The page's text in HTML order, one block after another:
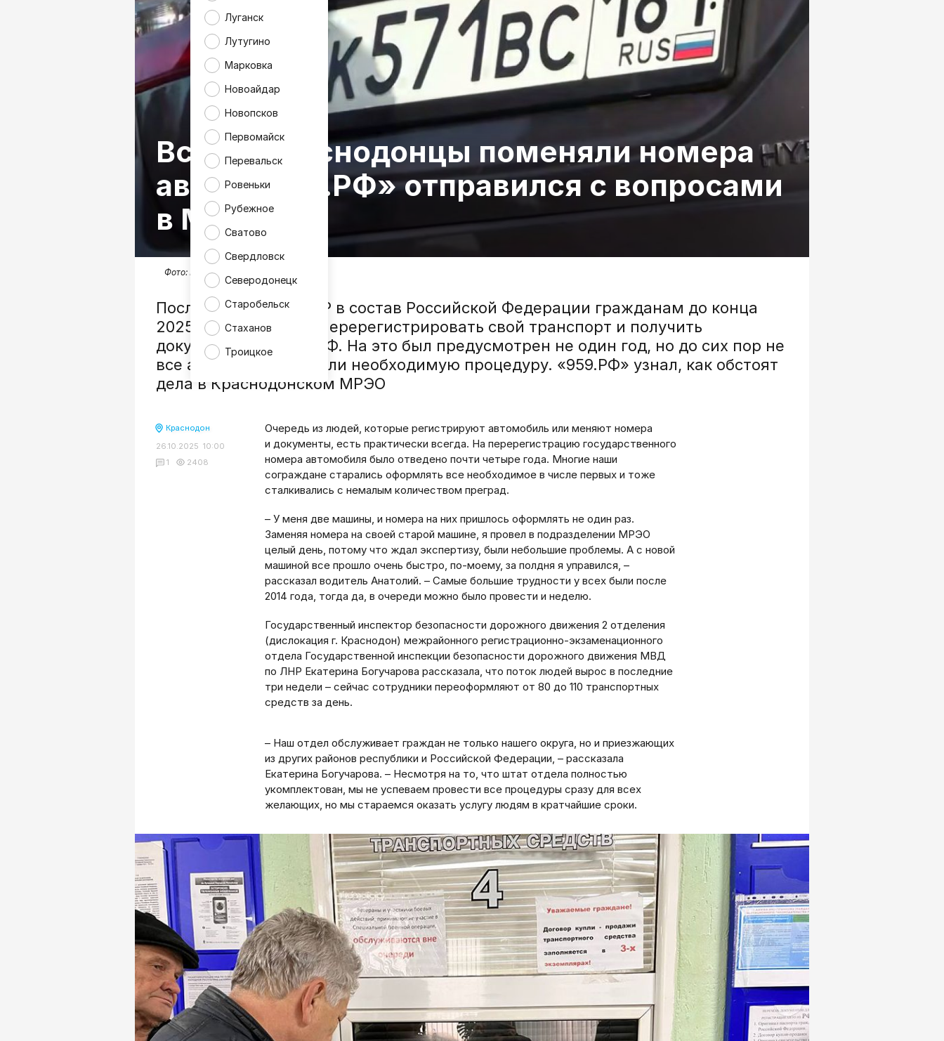
Луганск
Лутугино
Марковка
Новоайдар
Новопсков
Первомайск
Перевальск
Ровеньки
Рубежное
Сватово
Свердловск
Северодонецк
Старобельск
Стаханов
Троицкое
Все ли краснодонцы поменяли номера
авто? «959.РФ» отправился с вопросами
в МРЭО
Фото: МВД России по ЛНР
После вхождения ЛНР в состав Российской Федерации гражданам до конца
2025 года дали срок перерегистрировать свой транспорт и получить
документы образца РФ. На это был предусмотрен не один год, но до сих пор не
все автомобили прошли необходимую процедуру. «959.РФ» узнал, как обстоят
дела в Краснодонском МРЭО
Краснодон
26.10.2025 10:00
1
2408
Очередь из людей, которые регистрируют автомобиль или меняют номера
и документы, есть практически всегда. На перерегистрацию государственного
номера автомобиля было отведено почти четыре года. Многие наши
сограждане старались оформлять все необходимое в числе первых и тоже
сталкивались с немалым количеством преград.
– У меня две машины, и номера на них пришлось оформлять не один раз.
Заменяя номера на своей старой машине, я провел в подразделении МРЭО
целый день, потому что ждал экспертизу, были небольшие проблемы. А с новой
машиной все прошло очень быстро, по-­моему, за полдня я управился, –
рассказал водитель Анатолий. – Самые большие трудности у всех были после
2014 года, тогда да, в очереди можно было провести и неделю.
Государственный инспектор бе­зопасности дорожного движения 2 отделения
(дислокация г. Краснодон) межрайонного регистрационно-экзаменационного
отдела Государственной инспекции безопасности дорожного движения МВД
по ЛНР Екатерина Богучарова рассказала, что поток людей вырос в последние
три недели – сейчас сотрудники переоформляют от 80 до 110 транспортных
средств за день.
– Наш отдел обслуживает граждан не только нашего округа, но и приезжающих
из других районов республики и Российской Федерации, – рассказала
Екатерина Богучарова. – Несмотря на то, что штат отдела полностью
укомплектован, мы не успеваем провести все процедуры сразу для всех
желающих, но мы стараемся оказать услугу людям в кратчайшие сроки.